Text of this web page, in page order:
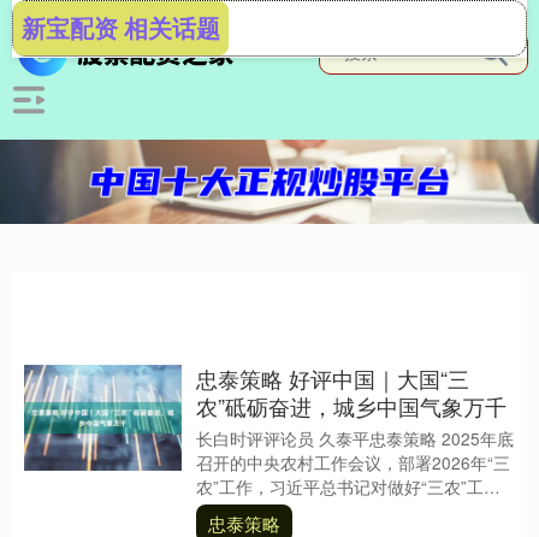
新宝配资 相关话题
忠泰策略 好评中国｜大国“三
农”砥砺奋进，城乡中国气象万千
长白时评评论员 久泰平忠泰策略 2025年底
召开的中央农村工作会议，部署2026年“三
农”工作，习近平总书记对做好“三农”工作
作出重要指示，强调要“科学把握‘三....
忠泰策略